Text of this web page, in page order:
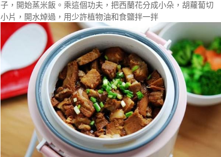
子，開始蒸米飯。乘這個功夫，把西蘭花分成小朵，胡蘿蔔切
小片，開水焯過，用少許植物油和食鹽拌一拌